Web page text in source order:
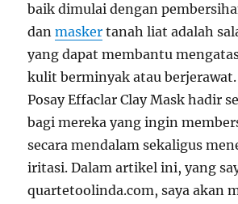
baik dimulai dengan
danmasker tanah liat adalah
yang dapat membantu
kulit berminyak atau berjerawat.
Posay Effaclar Clay Mask hadir
bagi mereka yang ingin
secara mendalam sekaligus
iritasi. Dalam artikel ini, yang
quartetoolinda.com, saya akan